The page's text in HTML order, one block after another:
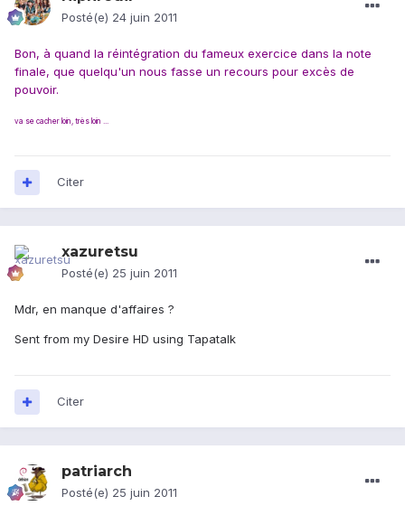
Posté(e) 24 juin 2011
Bon, à quand la réintégration du fameux exercice dans la note
finale, que quelqu'un nous fasse un recours pour excès de
pouvoir.
va se cacher loin, très loin ...
Citer
xazuretsu
Posté(e) 25 juin 2011
Mdr, en manque d'affaires ?
Sent from my Desire HD using Tapatalk
Citer
patriarch
Posté(e) 25 juin 2011